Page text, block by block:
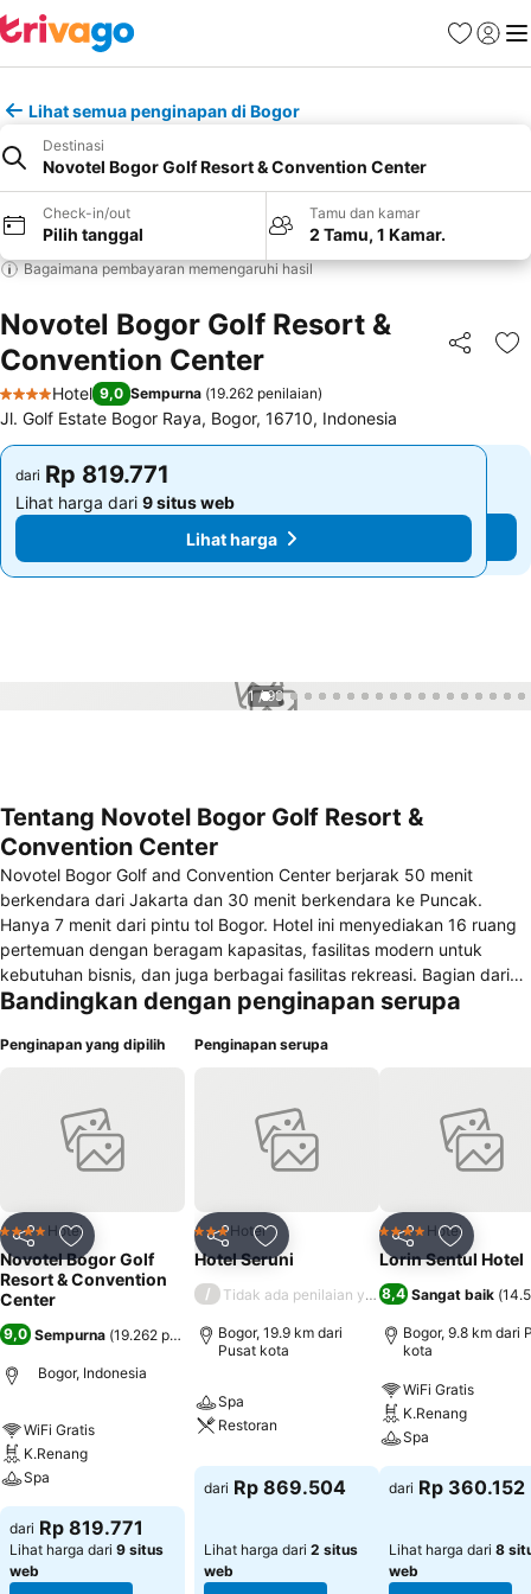
FavoritLogin
Lihat semua penginapan di Bogor
Destinasi
Novotel Bogor Golf Resort & Convention Center
Check-in/out
Pilih tanggal
Tamu dan kamar
2 Tamu, 1 Kamar.
Bagaimana pembayaran memengaruhi hasil
Novotel Bogor Golf Resort &
Convention Center
Bagikan
4 Bintang
Hotel 9,0 Sempurna (19.262 penilaian)
Jl. Golf Estate Bogor Raya, Bogor, 16710, Indonesia
dari Rp 819.771
Lihat harga dari 9 situs web
Lihat harga
dari Rp 819.771
Lihat harga dari 9 situs web
Lihat harga
1 / 99
Tentang Novotel Bogor Golf Resort &
Convention Center
Novotel Bogor Golf and Convention Center berjarak 50 menit
berkendara dari Jakarta dan 30 menit berkendara ke Puncak.
Hanya 7 menit dari pintu tol Bogor. Hotel ini menyediakan 16 ruang
pertemuan dengan beragam kapasitas, fasilitas modern untuk
kebutuhan bisnis, dan juga berbagai fasilitas rekreasi. Bagian dari
program MyResorts yang menghadirkan pengalaman eksklusif bagi
Bandingkan dengan penginapan serupa
Penginapan yang dipilih
BagikanTambahkan ke favorit
4 BintangHotel
Novotel Bogor Golf
Resort & Convention
Center
9,0 Sempurna (19.262 penilaian)
Bogor, Indonesia
WiFi Gratis
K.Renang
Spa
dari Rp 819.771
Lihat harga dari 9 situs
web
Penginapan serupa
BagikanTambahkan ke favorit
3 Bintang
Hotel
Hotel Seruni
/ Tidak ada penilaian yang tersedia
Bogor, 19.9 km dari
Pusat kota
Spa
Restoran
dari Rp 869.504
Lihat harga dari 2 situs
web
Bagikan
4 BintangHotel
Lorin Sentul Hotel
8,4 Sangat baik (
Bogor, 9.8 km dari
kota
WiFi Gratis
K.Renang
Spa
dari Rp 360.152
Lihat harga dari 8
web